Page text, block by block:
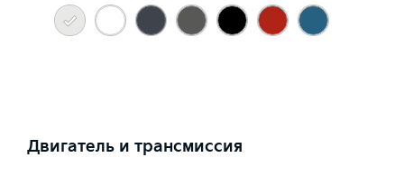
Двигатель и трансмиссия